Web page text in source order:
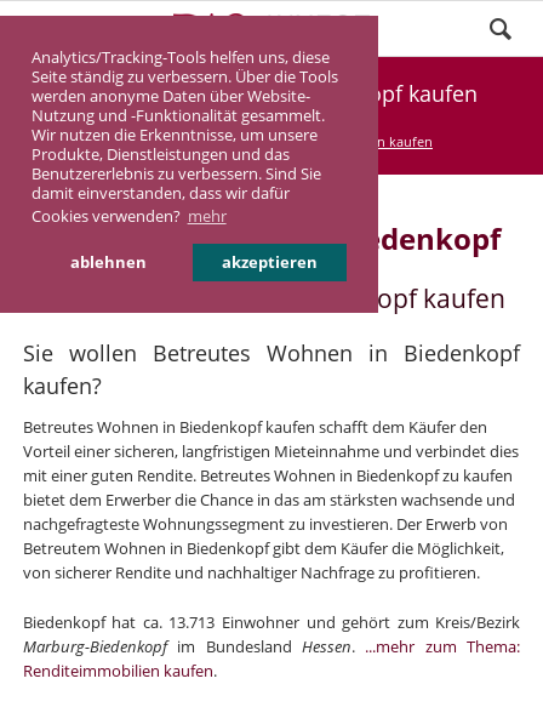
Analytics/Tracking-Tools helfen uns, diese
Seite ständig zu verbessern. Über die Tools
werden anonyme Daten über Website-
Nutzung und -Funktionalität gesammelt.
Wir nutzen die Erkenntnisse, um unsere
Produkte, Dienstleistungen und das
Benutzererlebnis zu verbessern. Sind Sie
damit einverstanden, dass wir dafür
Cookies verwenden? mehr
ablehnen akzeptieren
Betreutes Wohnen in Biedenkopf kaufen
DASINVEST Service Betreutes Wohnen kaufen
Betreutes Wohnen in Biedenkopf
Betreutes Wohnen in Biedenkopf kaufen
Sie wollen Betreutes Wohnen in Biedenkopf
kaufen?
Betreutes Wohnen in Biedenkopf kaufen schafft dem Käufer den
Vorteil einer sicheren, langfristigen Mieteinnahme und verbindet dies
mit einer guten Rendite. Betreutes Wohnen in Biedenkopf zu kaufen
bietet dem Erwerber die Chance in das am stärksten wachsende und
nachgefragteste Wohnungssegment zu investieren. Der Erwerb von
Betreutem Wohnen in Biedenkopf gibt dem Käufer die Möglichkeit,
von sicherer Rendite und nachhaltiger Nachfrage zu profitieren.
Biedenkopf hat ca. 13.713 Einwohner und gehört zum Kreis/Bezirk
Marburg-Biedenkopfim Bundesland Hessen. ...mehr zum Thema:
Renditeimmobilien kaufen.